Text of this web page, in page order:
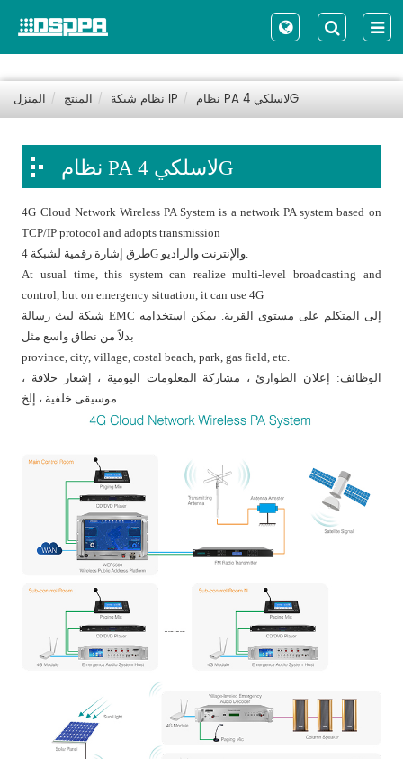
المنزل المنتج نظام شبكة IP نظام PA لاسلكي 4G
نظام PA لاسلكي 4G
4G Cloud Network Wireless PA System is a network PA system based on
TCP/IP protocol and adopts transmission
طرق إشارة رقمية لشبكة 4G والإنترنت والراديو.
At usual time, this system can realize multi-level broadcasting and
control, but on emergency situation, it can use 4G
شبكة لبث رسالة EMC إلى المتكلم على مستوى القرية. يمكن استخدامه
بدلاً من نطاق واسع مثل
province, city, village, costal beach, park, gas field, etc.
الوظائف: إعلان الطوارئ ، مشاركة المعلومات اليومية ، إشعار حلاقة ،
موسيقى خلفية ، إلخ